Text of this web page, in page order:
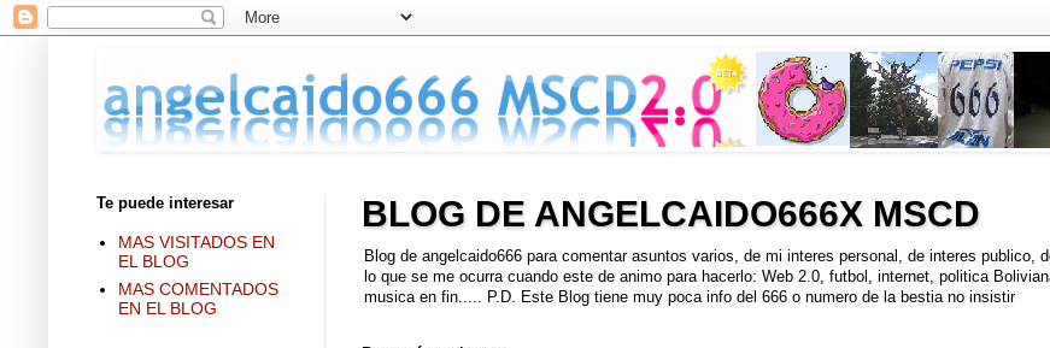
BLOG DE ANGELCAIDO666X MSCD
Blog de angelcaido666 para comentar asuntos varios, de mi interes personal, de interes publico,
lo que se me ocurra cuando este de animo para hacerlo: Web 2.0, futbol, internet, politica
musica en fin..... P.D. Este Blog tiene muy poca info del 666 o numero de la bestia no insistir
Te puede interesar
MAS VISITADOS EN
EL BLOG
MAS COMENTADOS
EN EL BLOG